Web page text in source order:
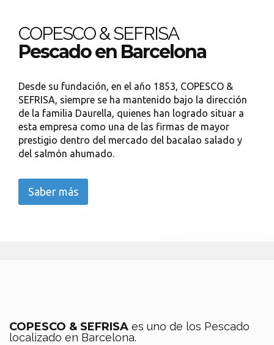
COPESCO & SEFRISA
Pescado en Barcelona
Desde su fundación, en el año 1853, COPESCO &
SEFRISA, siempre se ha mantenido bajo la dirección
de la familia Daurella, quienes han logrado situar a
esta empresa como una de las firmas de mayor
prestigio dentro del mercado del bacalao salado y
del salmón ahumado.
Saber más
COPESCO & SEFRISA es uno de los Pescado
localizado en Barcelona.